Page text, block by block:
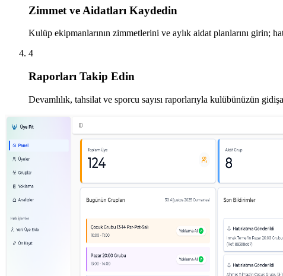
Zimmet ve Aidatları Kaydedin
Kulüp ekipmanlarının zimmetlerini ve aylık aidat planlarını girin;
4
Raporları Takip Edin
Devamlılık, tahsilat ve sporcu sayısı raporlarıyla kulübünüzün